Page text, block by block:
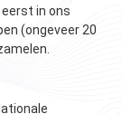
in ons
(ongeveer 20